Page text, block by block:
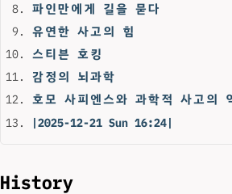
파인만에게 길을 묻다
유연한 사고의 힘
스티븐 호킹
감정의 뇌과학
호모 사피엔스와 과학적 사고의
|2025-12-21 Sun 16:24|
History